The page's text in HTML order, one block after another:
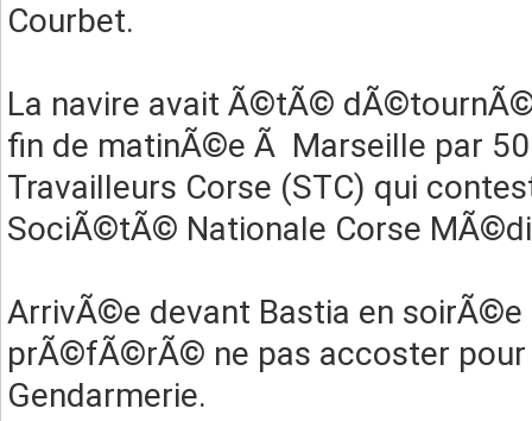
Courbet.
La navire avait Ã©tÃ©
fin de matinÃ©e Ã Marseille par
Travailleurs Corse (STC) qui
SociÃ©tÃ© Nationale Corse
ArrivÃ©e devant Bastia en
prÃ©fÃ©rÃ© ne pas accoster
Gendarmerie.